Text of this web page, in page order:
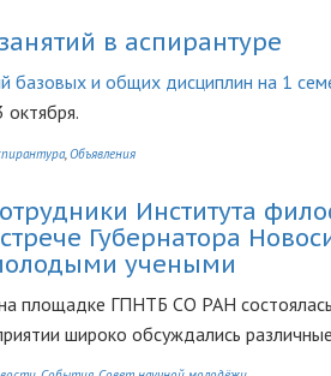
в аспирантуре
базовых и общих дисциплин на 1
октября.
Объявления
Института
Губернатора
учеными
площадке ГПНТБ СО РАН
широко обсуждались